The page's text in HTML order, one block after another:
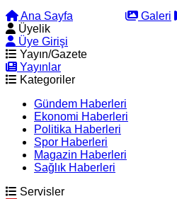
Ana Sayfa Galeri
Üyelik
Üye Girişi
Yayın/Gazete
Yayınlar
Kategoriler
Gündem Haberleri
Ekonomi Haberleri
Politika Haberleri
Spor Haberleri
Magazin Haberleri
Sağlık Haberleri
Servisler